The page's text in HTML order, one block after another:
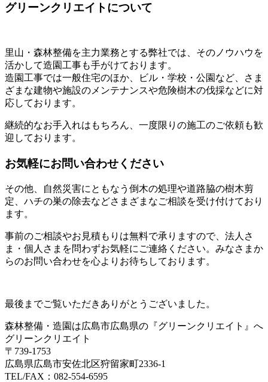
グリーンクリエイトについて
里山・森林整備を主力業務とする弊社では、そのノウハウを
活かして造園工事も手がけております。
造園工事では一般住宅のほか、ビル・学校・公園など、さま
ざまな建物や施設のメンテナンスや危険樹木の伐採などに対
応しております。
継続的なお手入れはもちろん、一度限りの施工のご依頼も歓
迎しております。
お気軽にお問い合わせください
その他、自然災害にともなう倒木の処理や道路脇の樹木剪
定、ハチの巣の除去などさまざまなご相談を受け付けており
ます。
事前のご相談やお見積もりは無料で承りますので、法人さ
ま・個人さまを問わずお気軽にご連絡ください。みなさまか
らのお問い合わせを心よりお待ちしております。
最後までご覧いただきありがとうございました。
森林整備・造園は広島市広島県の『グリーンクリエイト』へ
グリーンクリエイト
〒739-1753
広島県広島市安佐北区狩留家町2336-1
TEL/FAX：082-554-6595